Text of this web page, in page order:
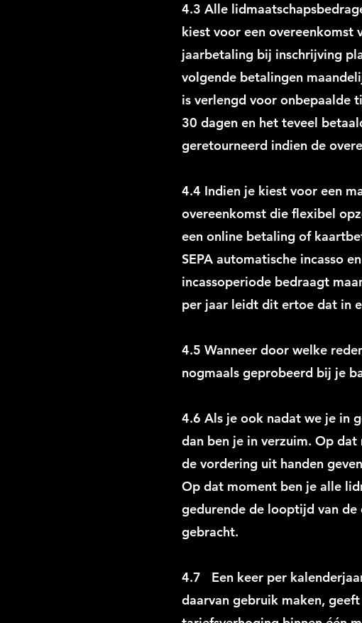
4.3 Alle
kiest voor een
jaarbetaling bij inschrijving
volgende betalingen
is verlengd voor onbepaalde
30 dagen en het teveel
geretourneerd indien de
4.4 Indien je kiest voor een
overeenkomst die flexibel
een online betaling of
SEPA automatische incasso
incassoperiode bedraagt
per jaar leidt dit ertoe dat in
4.5 Wanneer door welke
nogmaals geprobeerd bij je
4.6 Als je ook nadat we je in
dan ben je in verzuim. Op
de vordering uit handen
Op dat moment ben je alle
gedurende de looptijd van de
gebracht.
4.7 Een keer per
daarvan gebruik maken,